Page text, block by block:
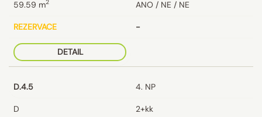
59.59 m2 ANO / NE / NE
REZERVACE -
DETAIL
D.4.5 4. NP
D 2+kk